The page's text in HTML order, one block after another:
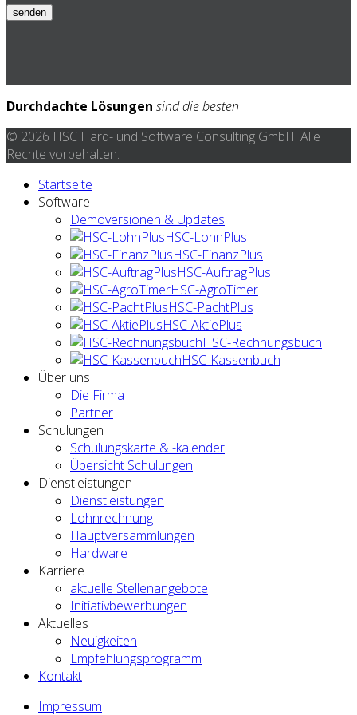
senden
Durchdachte Lösungen sind die besten
© 2026 HSC Hard- und Software Consulting GmbH. Alle
Rechte vorbehalten.
Startseite
Software
Demoversionen & Updates
HSC-LohnPlus
HSC-FinanzPlus
HSC-AuftragPlus
HSC-AgroTimer
HSC-PachtPlus
HSC-AktiePlus
HSC-Rechnungsbuch
HSC-Kassenbuch
Über uns
Die Firma
Partner
Schulungen
Schulungskarte & -kalender
Übersicht Schulungen
Dienstleistungen
Dienstleistungen
Lohnrechnung
Hauptversammlungen
Hardware
Karriere
aktuelle Stellenangebote
Initiativbewerbungen
Aktuelles
Neuigkeiten
Empfehlungsprogramm
Kontakt
Impressum